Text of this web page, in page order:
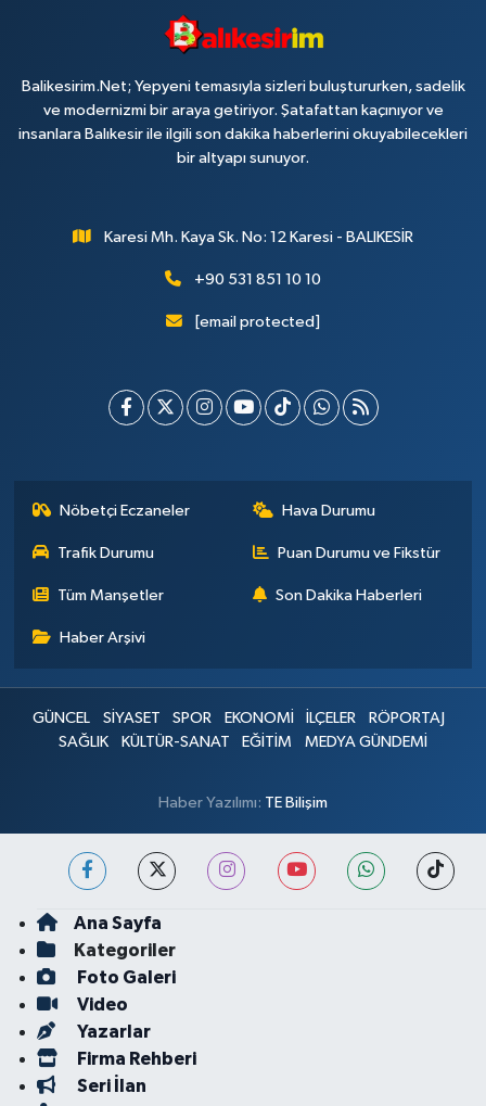
Balikesirim.Net; Yepyeni temasıyla sizleri buluştururken, sadelik
ve modernizmi bir araya getiriyor. Şatafattan kaçınıyor ve
insanlara Balıkesir ile ilgili son dakika haberlerini okuyabilecekleri
bir altyapı sunuyor.
Karesi Mh. Kaya Sk. No: 12 Karesi - BALIKESİR
+90 531 851 10 10
[email protected]
Nöbetçi Eczaneler Hava Durumu
Trafik Durumu Puan Durumu ve Fikstür
Tüm Manşetler Son Dakika Haberleri
Haber Arşivi
GÜNCEL SİYASET SPOR EKONOMİ İLÇELER
RÖPORTAJ
SAĞLIK
KÜLTÜR-SANAT EĞİTİM MEDYA GÜNDEMİ
Haber Yazılımı: TE Bilişim
Ana Sayfa
Kategoriler
Foto Galeri
Video
Yazarlar
Firma Rehberi
Seri İlan